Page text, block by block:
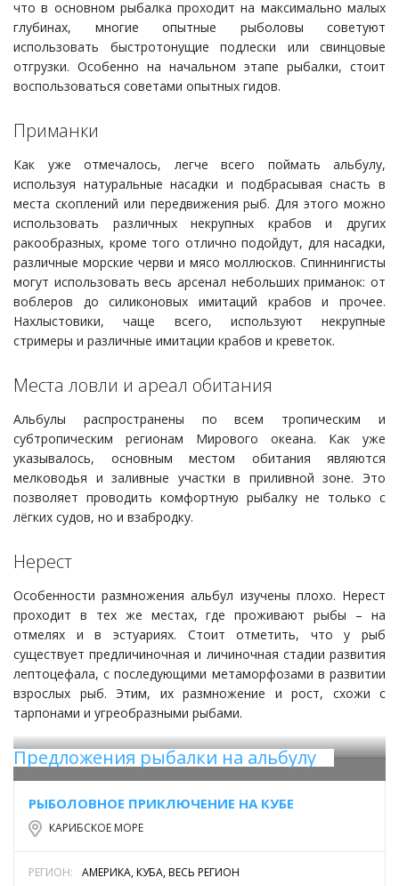
что в основном рыбалка проходит на максимально малых
глубинах, многие опытные рыболовы советуют
использовать быстротонущие подлески или свинцовые
отгрузки. Особенно на начальном этапе рыбалки, стоит
воспользоваться советами опытных гидов.
Приманки
Как уже отмечалось, легче всего поймать альбулу,
используя натуральные насадки и подбрасывая снасть в
места скоплений или передвижения рыб. Для этого можно
использовать различных некрупных крабов и других
ракообразных, кроме того отлично подойдут, для насадки,
различные морские черви и мясо моллюсков. Спиннингисты
могут использовать весь арсенал небольших приманок: от
воблеров до силиконовых имитаций крабов и прочее.
Нахлыстовики, чаще всего, используют некрупные
стримеры и различные имитации крабов и креветок.
Места ловли и ареал обитания
Альбулы распространены по всем тропическим и
субтропическим регионам Мирового океана. Как уже
указывалось, основным местом обитания являются
мелководья и заливные участки в приливной зоне. Это
позволяет проводить комфортную рыбалку не только с
лёгких судов, но и взабродку.
Нерест
Особенности размножения альбул изучены плохо. Нерест
проходит в тех же местах, где проживают рыбы – на
отмелях и в эстуариях. Стоит отметить, что у рыб
существует предличиночная и личиночная стадии развития
лептоцефала, с последующими метаморфозами в развитии
взрослых рыб. Этим, их размножение и рост, схожи с
тарпонами и угреобразными рыбами.
Предложения рыбалки на альбулу
РЫБОЛОВНОЕ ПРИКЛЮЧЕНИЕ НА КУБЕ
КАРИБСКОЕ МОРЕ
РЕГИОН: АМЕРИКА, КУБА, ВЕСЬ РЕГИОН